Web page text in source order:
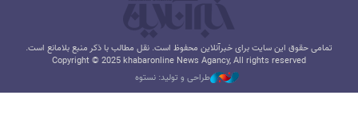
تمامی حقوق این سایت برای خبرآنلاین محفوظ است. نقل مطالب با ذکر منبع بلامانع است.
Copyright © 2025 khabaronline News Agancy, All rights reserved
طراحی و تولید: نستوه